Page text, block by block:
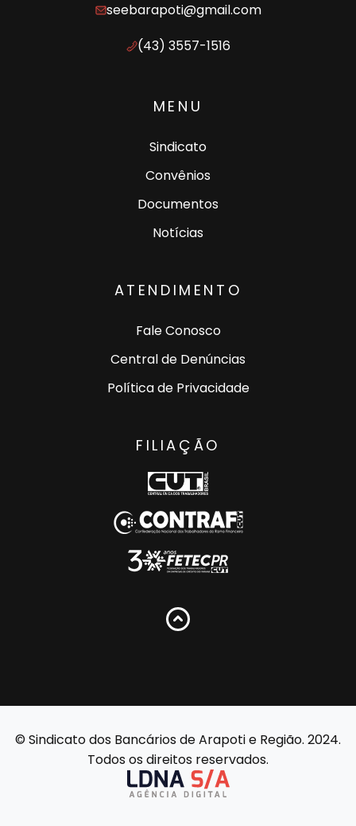
seebarapoti@gmail.com
(43) 3557-1516
MENU
Sindicato
Convênios
Documentos
Notícias
ATENDIMENTO
Fale Conosco
Central de Denúncias
Política de Privacidade
FILIAÇÃO
© Sindicato dos Bancários de Arapoti e Região. 2024.
Todos os direitos reservados.